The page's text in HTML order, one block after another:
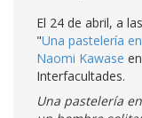
El 24 de abril, a
"Una pastelería
Naomi Kawase
Interfacultades.
Una pastelería